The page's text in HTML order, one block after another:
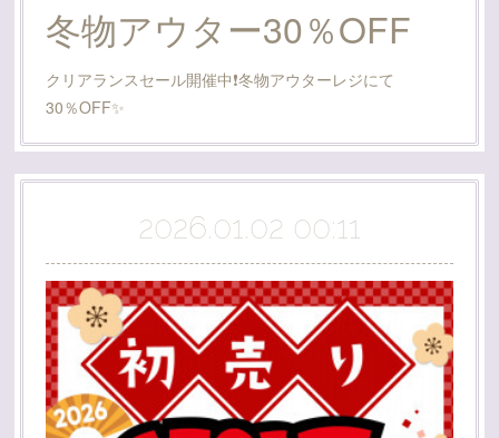
冬物アウター30％OFF
クリアランスセール開催中❗️冬物アウターレジにて
30％OFF✨️
2026.01.02 00:11